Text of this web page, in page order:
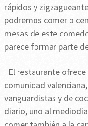
rápidos y
podremos comer o
mesas de este
parece formar parte
El restaurante
comunidad
vanguardistas y de
diario, uno al